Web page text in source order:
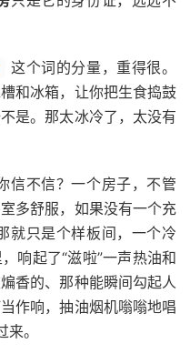
这个词的分量，重得很。
和冰箱，让你把生食捣鼓
是。那太冰冷了，太没有
信不信？一个房子，不管
多舒服，如果没有一个充
就只是个样板间，一个冷
响起了“滋啦”一声热油和
香的、那种能瞬间勾起人
作响，抽油烟机嗡嗡地唱
。